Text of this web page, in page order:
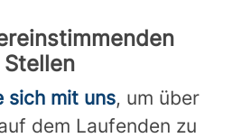
Stellen
sich mit uns, um über
dem Laufenden zu